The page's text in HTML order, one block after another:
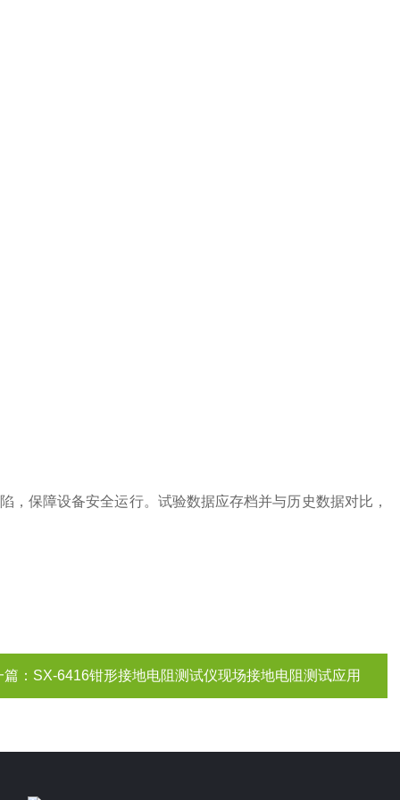
保障设备安全运行。试验数据应存档并与历史数据对比，
： SX-6416钳形接地电阻测试仪现场接地电阻测试应用